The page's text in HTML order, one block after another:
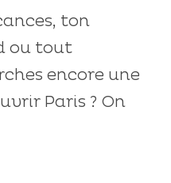
ton
ou tout
encore une
Paris ? On